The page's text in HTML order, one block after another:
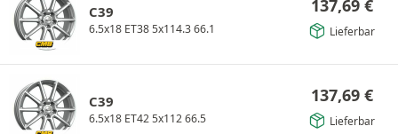
C39
6.5x18 ET38 5x114.3 66.1
137,69 €
Lieferbar
C39
6.5x18 ET42 5x112 66.5
137,69 €
Lieferbar